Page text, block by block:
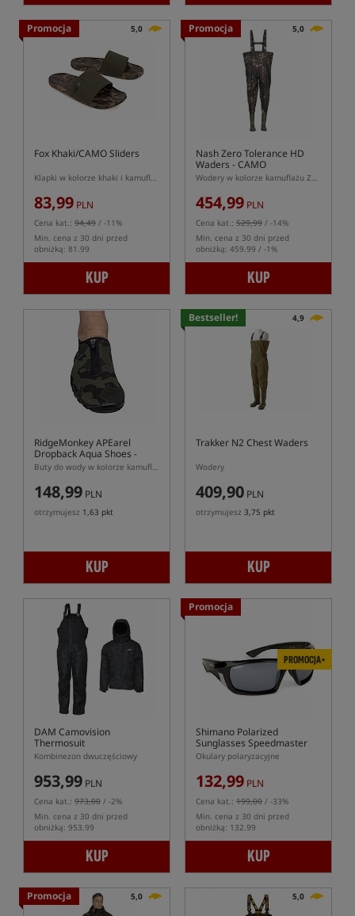
Promocja 5,0
Fox Khaki/CAMO Sliders
Klapki w kolorze khaki i kamuflażu
83,99 PLN
Cena kat.: 94,49 / -11%
Min. cena z 30 dni przed
obniżką: 81.99
KUP
Promocja 5,0
Nash Zero Tolerance HD
Waders - CAMO
Wodery w kolorze kamuflażu Zero Tolerance HD
454,99 PLN
Cena kat.: 529,99 / -14%
Min. cena z 30 dni przed
obniżką: 459.99 / -1%
KUP
RidgeMonkey APEarel
Dropback Aqua Shoes -
CAMO
Buty do wody w kolorze kamuflażu
148,99 PLN
otrzymujesz 1,63 pkt
KUP
Bestseller! 4,9
Trakker N2 Chest Waders
Wodery
409,90 PLN
otrzymujesz 3,75 pkt
KUP
DAM Camovision
Thermosuit
Kombinezon dwuczęściowy
953,99 PLN
Cena kat.: 973,00 / -2%
Min. cena z 30 dni przed
obniżką: 953.99
KUP
Promocja
PROMOCJA+
Shimano Polarized
Sunglasses Speedmaster
Okulary polaryzacyjne
132,99 PLN
Cena kat.: 199,00 / -33%
Min. cena z 30 dni przed
obniżką: 132.99
KUP
Promocja 5,0 5,0